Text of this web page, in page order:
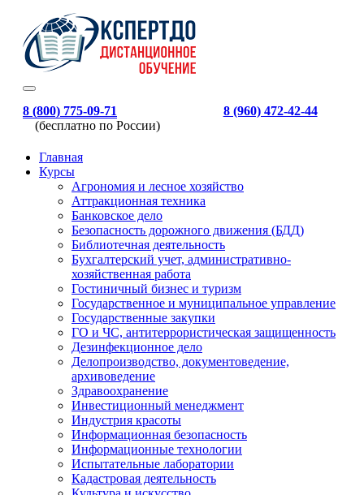
8 (800) 775-09-71
(бесплатно по России)
8 (960) 472-42-44
Главная
Курсы
Агрономия и лесное хозяйство
Аттракционная техника
Банковское дело
Безопасность дорожного движения (БДД)
Библиотечная деятельность
Бухгалтерский учет, административно-
хозяйственная работа
Гостиничный бизнес и туризм
Государственное и муниципальное управление
Государственные закупки
ГО и ЧС, антитеррористическая защищенность
Дезинфекционное дело
Делопроизводство, документоведение,
архивоведение
Здравоохранение
Инвестиционный менеджмент
Индустрия красоты
Информационная безопасность
Информационные технологии
Испытательные лаборатории
Кадастровая деятельность